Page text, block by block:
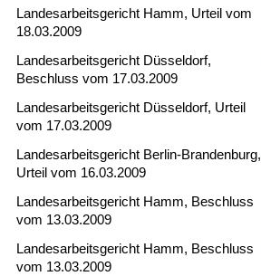
Landesarbeitsgericht Hamm, Urteil vom
18.03.2009
Landesarbeitsgericht Düsseldorf,
Beschluss vom 17.03.2009
Landesarbeitsgericht Düsseldorf, Urteil
vom 17.03.2009
Landesarbeitsgericht Berlin-Brandenburg,
Urteil vom 16.03.2009
Landesarbeitsgericht Hamm, Beschluss
vom 13.03.2009
Landesarbeitsgericht Hamm, Beschluss
vom 13.03.2009